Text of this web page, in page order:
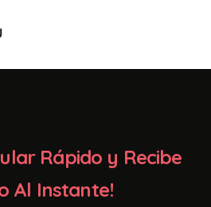
Rápido y Recibe
Al Instante!